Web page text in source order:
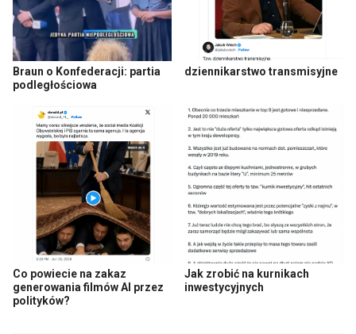
Braun o Konfederacji: partia
podległościowa
dziennikarstwo transmisyjne
Co powiecie na zakaz
generowania filmów AI przez
polityków?
Jak zrobić na kurnikach
inwestycyjnych